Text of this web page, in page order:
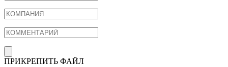
ПРИКРЕПИТЬ ФАЙЛ